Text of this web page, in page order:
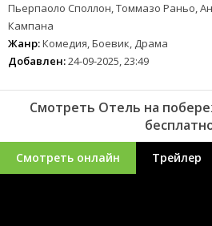
Пьерпаоло Споллон, Томмазо Раньо,
Кампана
Жанр:Комедия, Боевик, Драма
Добавлен:24-09-2025, 23:49
Смотреть Отель на
Смотреть онлайн Трейлер